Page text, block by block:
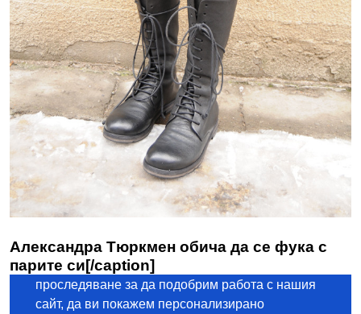
Александра Тюркмен обича да се фука с
парите си[/caption]